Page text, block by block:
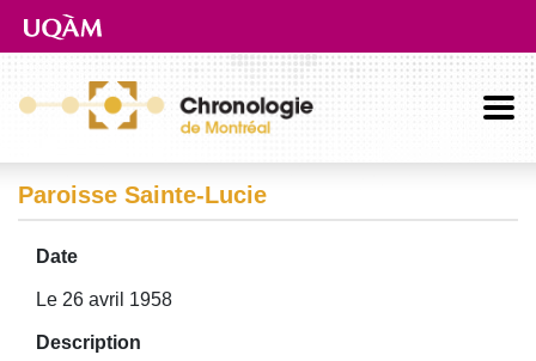
Aller directement au contenu principal
Paroisse Sainte-Lucie
Date
Le 26 avril 1958
Description